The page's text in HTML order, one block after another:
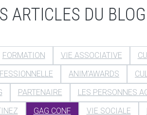
ARTICLES DU BLOG
FORMATION VIE ASSOCIATIVE
ANIM'AWARDS
PARTENAIRE
LES PERSONNES
GAG CONF VIE SOCIALE